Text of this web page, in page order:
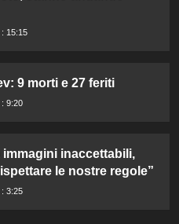
15:15
9 morti e 27 feriti
9:20
immagini inaccettabili,
le nostre regole”
3:25